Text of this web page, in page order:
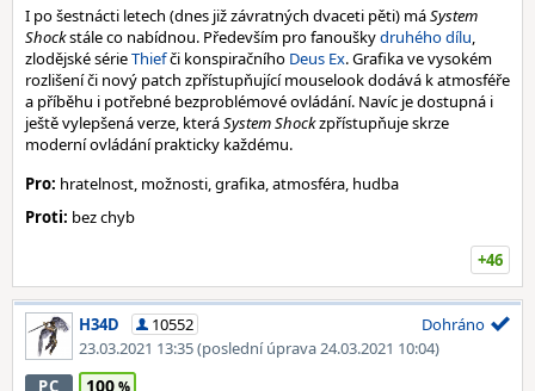
I po šestnácti letech (dnes již závratných dvaceti pěti) máSystem
Shockstále co nabídnou. Především pro fanouškydruhého dílu,
zlodějské sérieThiefči konspiračního Deus Ex. Grafika ve vysokém
rozlišení či nový patch zpřístupňující mouselook dodává k atmosféře
a příběhu i potřebné bezproblémové ovládání. Navíc je dostupná i
ještě vylepšená verze, kteráSystem Shockzpřístupňuje skrze
moderní ovládání prakticky každému.
Pro: hratelnost, možnosti, grafika, atmosféra, hudba
Proti: bez chyb
+46
H34D
10552
23.03.2021 13:35(poslední úprava 24.03.2021 10:04)
Dohráno
PC 100